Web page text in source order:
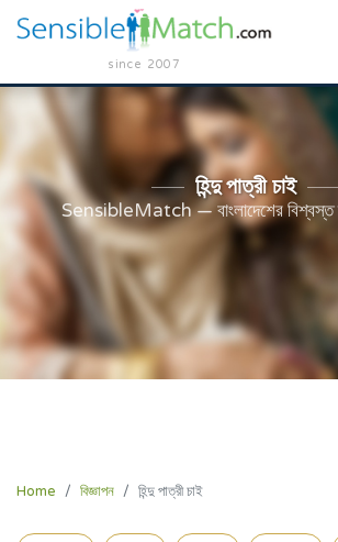
since 2007
হিন্দু পাত্রী চাই
SensibleMatch — বাংলাদেশের বিশ্বস্ত
Home বিজ্ঞাপন হিন্দু পাত্রী চাই